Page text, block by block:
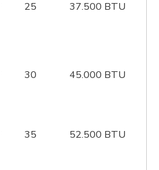
25 37.500 BTU
30 45.000 BTU
35 52.500 BTU